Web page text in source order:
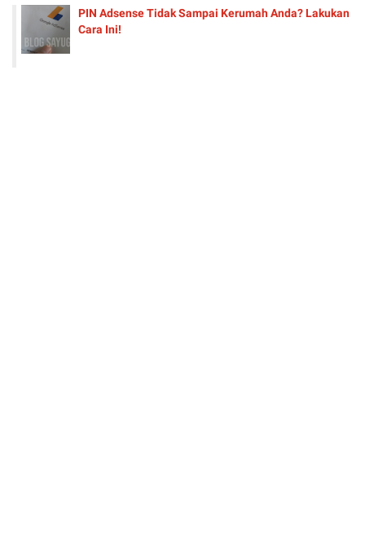
PIN Adsense Tidak Sampai Kerumah Anda? Lakukan
Cara Ini!